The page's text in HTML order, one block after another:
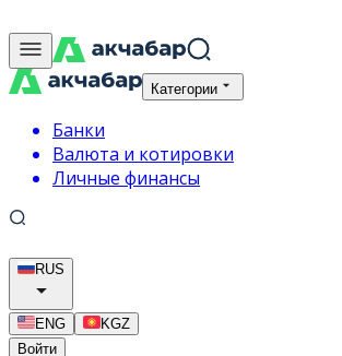
Категории
Банки
Валюта и котировки
Личные финансы
RUS
ENG
KGZ
Войти